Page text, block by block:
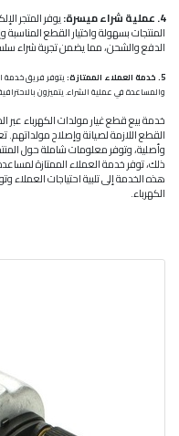
4. عملية شراء ميسرة:
يوفر المتجر
المنتجات بسهولة واختيار القطع
الدفع والشحن، مما يضمن تجربة شراء
5. خدمة العملاء الممتازة:
يتوفر فريق خدمة
والمساعدة في عملية الشراء. يتميزون
خدمة بيع قطع غيار مولدات الكهرباء عبر
القطع اللازمة لصيانة وإصلاح
وأصلية، وتوفر معلومات شاملة حول
ذلك، توفر خدمة العملاء الممتازة
هذه الخدمة إلى تلبية احتياجات العملاء
الكهرباء.